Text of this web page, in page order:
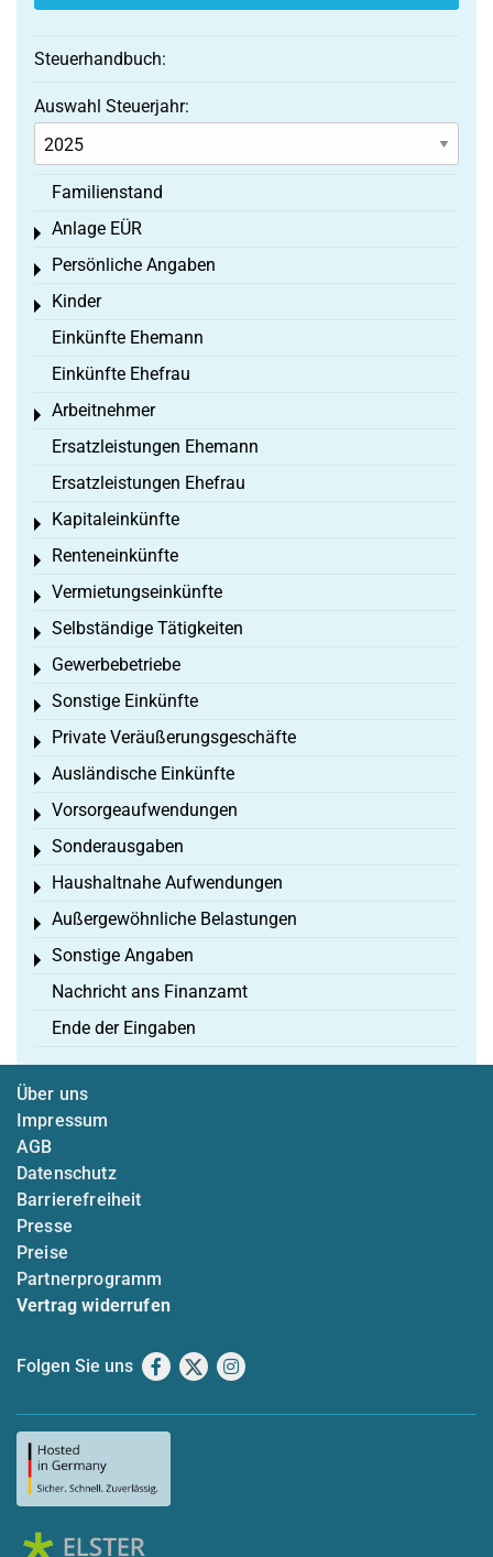
Steuerhandbuch:
Auswahl Steuerjahr:
Familienstand
Anlage EÜR
Toggle menu
Persönliche Angaben
Toggle menu
Kinder
Toggle menu
Einkünfte Ehemann
Einkünfte Ehefrau
Arbeitnehmer
Toggle menu
Ersatzleistungen Ehemann
Ersatzleistungen Ehefrau
Kapitaleinkünfte
Toggle menu
Renteneinkünfte
Toggle menu
Vermietungseinkünfte
Toggle menu
Selbständige Tätigkeiten
Toggle menu
Gewerbebetriebe
Toggle menu
Sonstige Einkünfte
Toggle menu
Private Veräußerungsgeschäfte
Toggle menu
Ausländische Einkünfte
Toggle menu
Vorsorgeaufwendungen
Toggle menu
Sonderausgaben
Toggle menu
Haushaltnahe Aufwendungen
Toggle menu
Außergewöhnliche Belastungen
Toggle menu
Sonstige Angaben
Toggle menu
Nachricht ans Finanzamt
Ende der Eingaben
Über uns
Impressum
AGB
Datenschutz
Barrierefreiheit
Presse
Preise
Partnerprogramm
Vertrag widerrufen
Folgen Sie uns Facebook
X Instagram